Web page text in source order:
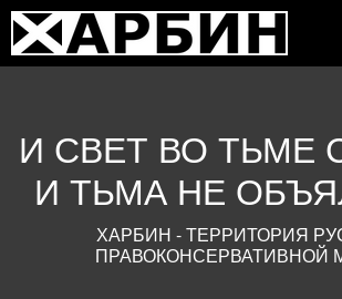
И СВЕТ ВО ТЬМЕ
И ТЬМА НЕ
ХАРБИН - ТЕРРИТОРИЯ
ПРАВОКОНСЕРВАТИВНОЙ